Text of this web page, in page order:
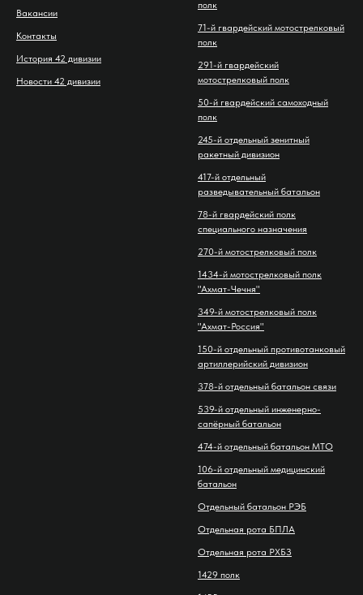
Вакансии
Контакты
История 42 дивизии
Новости 42 дивизии
полк
71-й гвардейский мотострелковый
полк
291-й гвардейский
мотострелковый полк
50-й гвардейский самоходный
полк
245-й отдельный зенитный
ракетный дивизион
417-й отдельный
разведывательный батальон
78-й гвардейский полк
специального назначения
270-й мотострелковый полк
1434-й мотострелковый полк
"Ахмат-Чечня"
349-й мотострелковый полк
"Ахмат-Россия"
150-й отдельный противотанковый
артиллерийский дивизион
378-й отдельный батальон связи
539-й отдельный инженерно-
сапёрный батальон
474-й отдельный батальон МТО
106-й отдельный медицинский
батальон
Отдельный батальон РЭБ
Отдельная рота БПЛА
Отдельная рота РХБЗ
1429 полк